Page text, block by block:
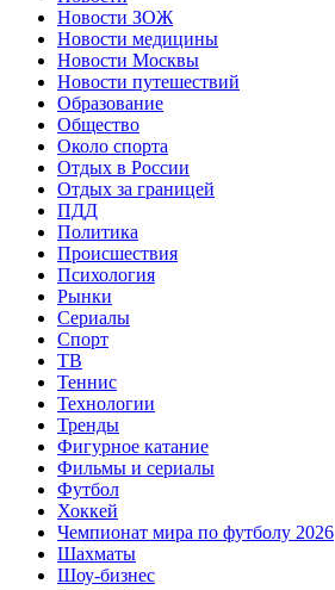
Новости ЗОЖ
Новости медицины
Новости Москвы
Новости путешествий
Образование
Общество
Около спорта
Отдых в России
Отдых за границей
ПДД
Политика
Происшествия
Психология
Рынки
Сериалы
Спорт
ТВ
Теннис
Технологии
Тренды
Фигурное катание
Фильмы и сериалы
Футбол
Хоккей
Чемпионат мира по футболу 2026
Шахматы
Шоу-бизнес